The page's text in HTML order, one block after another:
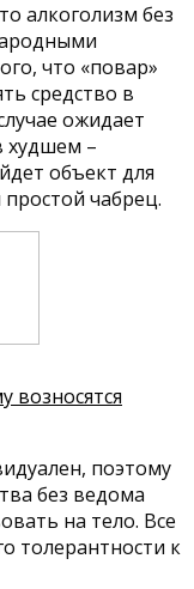
алкоголизм без
что «повар»
средство в
ожидает
худшем –
объект для
чабрец.
возносятся
поэтому
без ведома
на тело. Все
толерантности к